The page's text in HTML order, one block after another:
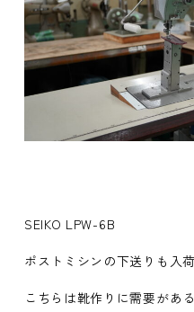
SEIKO LPW-6B
ポストミシンの下送りも入
こちらは靴作りに需要があ